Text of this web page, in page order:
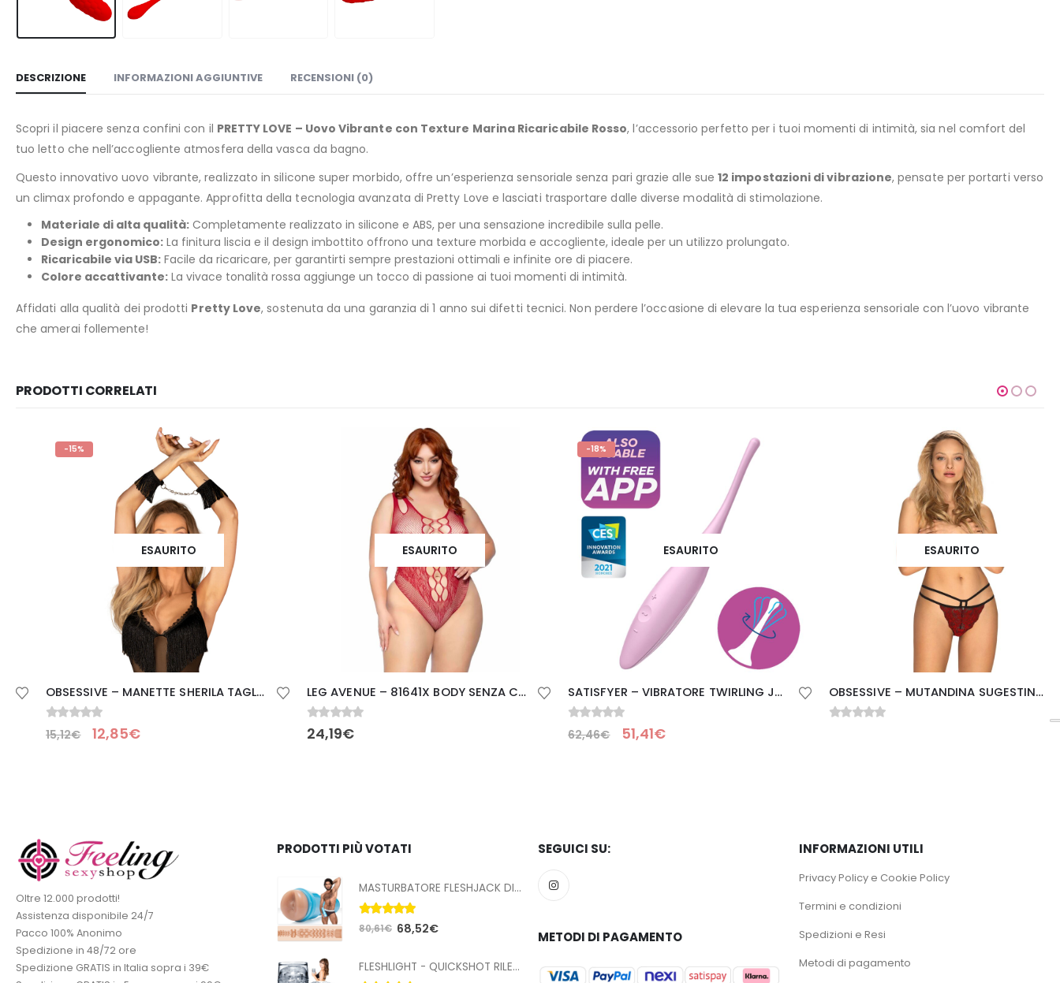
DESCRIZIONE INFORMAZIONI AGGIUNTIVE RECENSIONI (0)
Scopri il piacere senza confini con il PRETTY LOVE – Uovo Vibrante con Texture Marina Ricaricabile Rosso, l’accessorio perfetto per i tuoi momenti di intimità, sia nel comfort del
tuo letto che nell’accogliente atmosfera della vasca da bagno.
Questo innovativo uovo vibrante, realizzato in silicone super morbido, offre un’esperienza sensoriale senza pari grazie alle sue12 impostazioni di vibrazione, pensate per portarti verso
un climax profondo e appagante. Approfitta della tecnologia avanzata di Pretty Love e lasciati trasportare dalle diverse modalità di stimolazione.
Materiale di alta qualità: Completamente realizzato in silicone e ABS, per una sensazione incredibile sulla pelle.
Design ergonomico: La finitura liscia e il design imbottito offrono una texture morbida e accogliente, ideale per un utilizzo prolungato.
Ricaricabile via USB: Facile da ricaricare, per garantirti sempre prestazioni ottimali e infinite ore di piacere.
Colore accattivante: La vivace tonalità rossa aggiunge un tocco di passione ai tuoi momenti di intimità.
Affidati alla qualità dei prodotti Pretty Love, sostenuta da una garanzia di 1 anno sui difetti tecnici. Non perdere l’occasione di elevare la tua esperienza sensoriale con l’uovo vibrante
che amerai follemente!
PRODOTTI CORRELATI
ESAURITO
OBSESSIVE – MANETTE SHERILA TAGLIA UNICA
€ 12,85€
ESAURITO
LEG AVENUE – 81641X BODY SENZA CUCITURE BORDEAUX TAGLIA 1X/2X
24,19€
ESAURITO
SATISFYER – VIBRATORE TWIRLING JOY CLIT TIP ROSA
62,46€ 51,41€
ESAURITO
OBSESSIVE – MUTANDINA SUGESTINA L/XL
Oltre 12.000 prodotti!
Assistenza disponibile 24/7
Pacco 100% Anonimo
Spedizione in 48/72 ore
Spedizione GRATIS in Italia sopra i 39€
PRODOTTI PIÙ VOTATI
MASTURBATORE FLESHJACK DIEGO SANS SEX MACHINE BUTT
5.00Su 5
80,61€ 68,52€
FLESHLIGHT - QUICKSHOT RILEY REID UTOPIA COMPATTA
SEGUICI SU:
METODI DI PAGAMENTO
INFORMAZIONI UTILI
Privacy Policy e Cookie Policy
Termini e condizioni
Spedizioni e Resi
Metodi di pagamento